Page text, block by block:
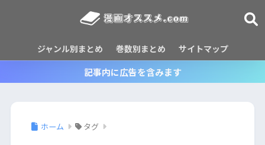
ジャンル別まとめ 巻数別まとめ サイトマップ
記事内に広告を含みます
ホーム タグ